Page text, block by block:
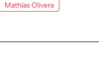
Mathías Olivera